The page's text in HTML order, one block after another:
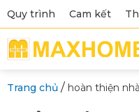
Quy trình Cam kết
Trang chủ / hoàn thiện nhà